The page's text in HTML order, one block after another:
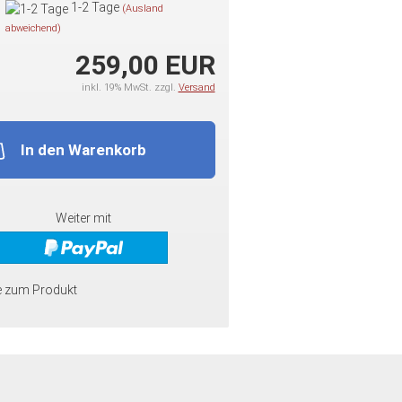
1-2 Tage (Ausland
abweichend)
259,00 EUR
inkl. 19% MwSt. zzgl. Versand
In den Warenkorb
Weiter mit
zum Produkt